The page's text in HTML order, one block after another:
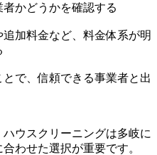
かどうかを確認する
加料金など、料金体系が明
で、信頼できる事業者と出
ウスクリーニングは多岐に
わせた選択が重要です。